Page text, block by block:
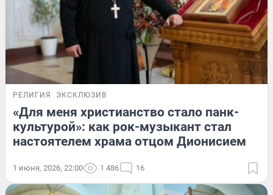
РЕЛИГИЯ ЭКСКЛЮЗИВ
«Для меня христианство стало панк-
культурой»: как рок-музыкант стал
настоятелем храма отцом Дионисием
1 июня, 2026, 22:00 1 486 16